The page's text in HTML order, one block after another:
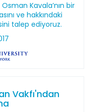
Kavala’nın bir
ve hakkındaki
talep ediyoruz.
Vakfı'ndan